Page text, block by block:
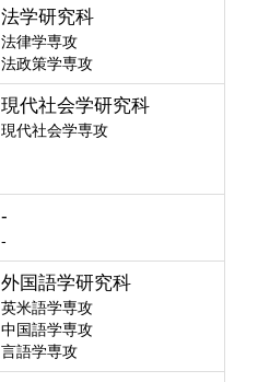
法学研究科
法律学専攻
法政策学専攻
現代社会学研究科
現代社会学専攻
-
-
外国語学研究科
英米語学専攻
中国語学専攻
言語学専攻